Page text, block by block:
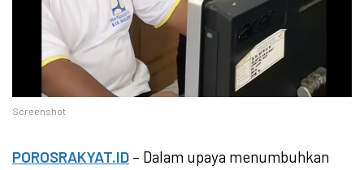
Screenshot
POROSRAKYAT.ID – Dalam upaya menumbuhkan